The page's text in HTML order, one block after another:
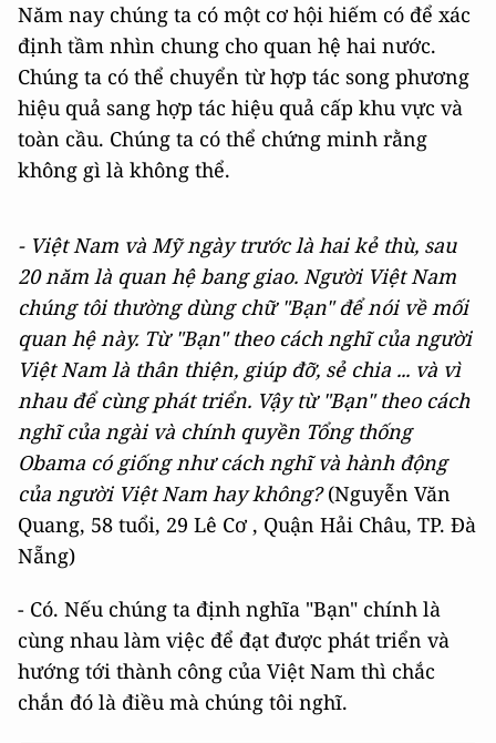
Năm nay chúng ta có một cơ hội hiếm có để xác
định tầm nhìn chung cho quan hệ hai nước.
Chúng ta có thể chuyển từ hợp tác song phương
hiệu quả sang hợp tác hiệu quả cấp khu vực và
toàn cầu. Chúng ta có thể chứng minh rằng
không gì là không thể.
- Việt Nam và Mỹ ngày trước là hai kẻ thù, sau
20 năm là quan hệ bang giao. Người Việt Nam
chúng tôi thường dùng chữ "Bạn" để nói về mối
quan hệ này. Từ "Bạn" theo cách nghĩ của người
Việt Nam là thân thiện, giúp đỡ, sẻ chia ... và vì
nhau để cùng phát triển. Vậy từ "Bạn" theo cách
nghĩ của ngài và chính quyền Tổng thống
Obama có giống như cách nghĩ và hành động
của người Việt Nam hay không?(Nguyễn Văn
Quang, 58 tuổi, 29 Lê Cơ , Quận Hải Châu, TP. Đà
Nẵng)
- Có. Nếu chúng ta định nghĩa "Bạn" chính là
cùng nhau làm việc để đạt được phát triển và
hướng tới thành công của Việt Nam thì chắc
chắn đó là điều mà chúng tôi nghĩ.